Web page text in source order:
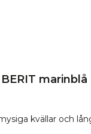
marinblå
kvällar och